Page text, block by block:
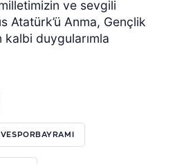
ve sevgili
Atatürk’ü Anma, Gençlik
kalbi duygularımla